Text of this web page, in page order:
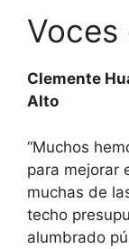
Clemente
Alto
“Muchos
para mejorar
muchas de
techo
alumbrado